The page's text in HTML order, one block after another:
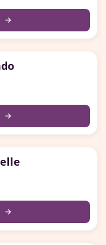
arrow_forward
arrow_forward
arrow_forward